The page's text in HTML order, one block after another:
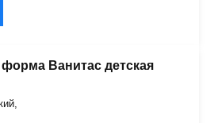
Ванитас детская